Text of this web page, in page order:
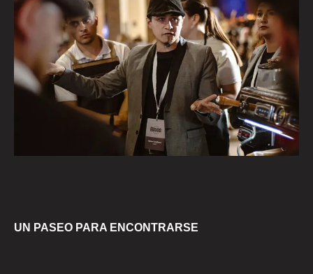
UN PASEO PARA ENCONTRARSE